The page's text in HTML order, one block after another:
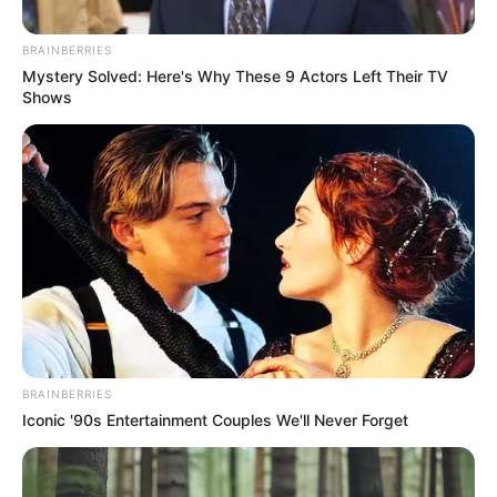
Cortesía Gobernación de Bolívar
Comité de seguimiento electoral en Bolívar previo a la
jornada de elecciones.
Por:Ruby Villarreal Julio
Marzo 6, 2026
BRAINBERRIES
Mystery Solved: Here's Why These 9 Actors Left Their TV
Shows
BRAINBERRIES
Iconic '90s Entertainment Couples We'll Never Forget